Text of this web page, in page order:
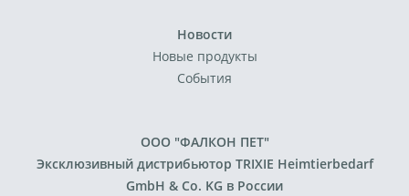
Новости
Новые продукты
События
ООО "ФАЛКОН ПЕТ"
Эксклюзивный дистрибьютор TRIXIE Heimtierbedarf
GmbH & Co. KG в России